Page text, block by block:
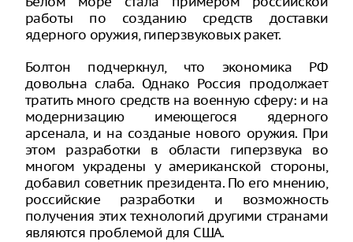
работы по созданию средств доставки
ядерного оружия, гиперзвуковых ракет.
Болтон подчеркнул, что экономика РФ
довольна слаба. Однако Россия продолжает
тратить много средств на военную сферу: и на
модернизацию имеющегося ядерного
арсенала, и на созданые нового оружия. При
этом разработки в области гиперзвука во
многом украдены у американской стороны,
добавил советник президента. По его мнению,
российские разработки и возможность
получения этих технологий другими странами
являются проблемой для США.